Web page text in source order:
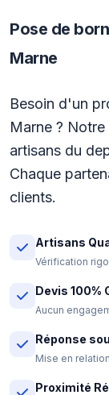
Pose de
Marne
Besoin d'un
Marne ?
artisans du
Chaque
clients.
Artisans
Vérification
Devis 100%
Aucun
Réponse
Mise en
Proximité